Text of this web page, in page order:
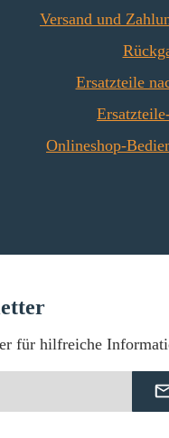
Versand und
Ersatzteile
Onlineshop-
für hilfreiche